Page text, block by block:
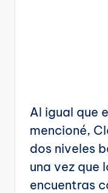
Al igual que
mencioné,
dos niveles
una vez que
encuentras